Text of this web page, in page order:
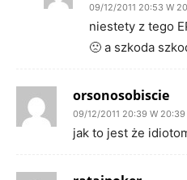
09/12/2011 20:53 W
niestety z tego
🙁 a szkoda
orsonosobiscie
09/12/2011 20:39 W 20:39
jak to jest że